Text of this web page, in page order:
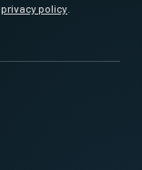
privacy policy